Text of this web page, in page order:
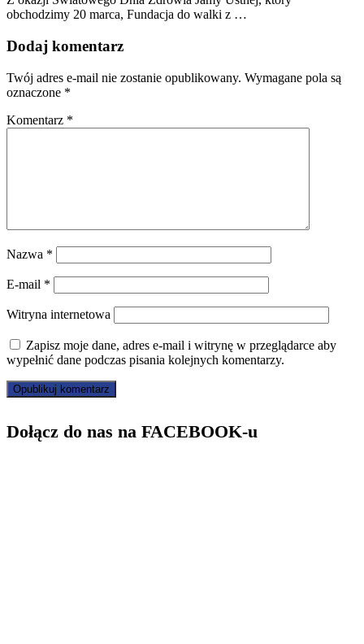
obchodzimy 20 marca, Fundacja do walki z …
Dodaj komentarz
Twój adres e-mail nie zostanie opublikowany. Wymagane pola są
oznaczone *
Komentarz *
Nazwa *
E-mail *
Witryna internetowa
Zapisz moje dane, adres e-mail i witrynę w przeglądarce aby
wypełnić dane podczas pisania kolejnych komentarzy.
Dołącz do nas na FACEBOOK-u